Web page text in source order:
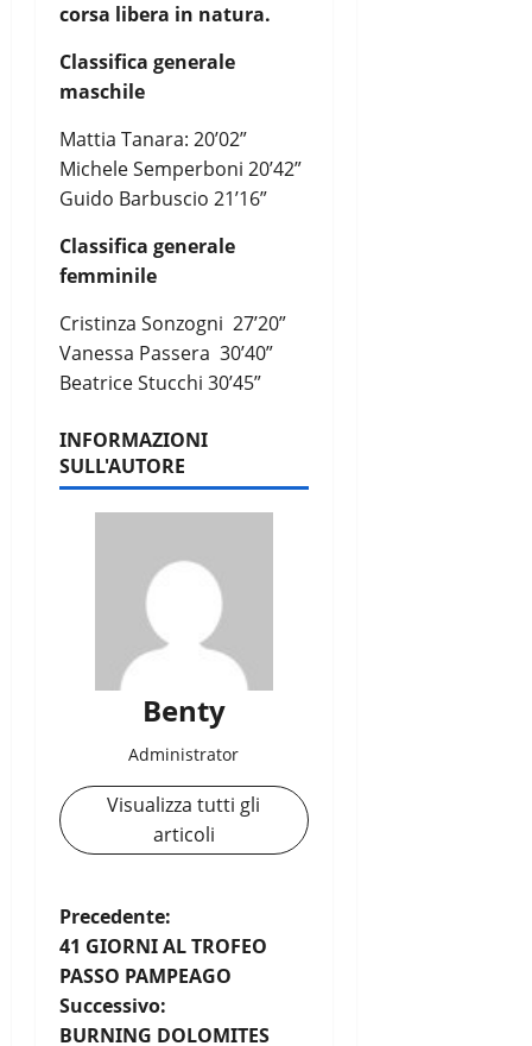
corsa libera in natura.
Classifica generale
maschile
Mattia Tanara: 20’02”
Michele Semperboni 20’42”
Guido Barbuscio 21’16”
Classifica generale
femminile
Cristinza Sonzogni 27’20”
Vanessa Passera 30’40”
Beatrice Stucchi 30’45”
INFORMAZIONI
SULL'AUTORE
Benty
Administrator
Visualizza tutti gli
articoli
N
a
v
Precedente:
41 GIORNI AL TROFEO
PASSO PAMPEAGO
Successivo:
BURNING DOLOMITES